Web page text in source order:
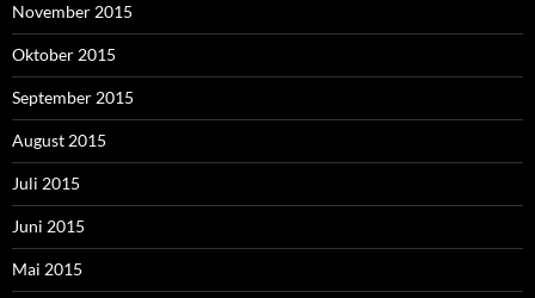
November 2015
Oktober 2015
September 2015
August 2015
Juli 2015
Juni 2015
Mai 2015